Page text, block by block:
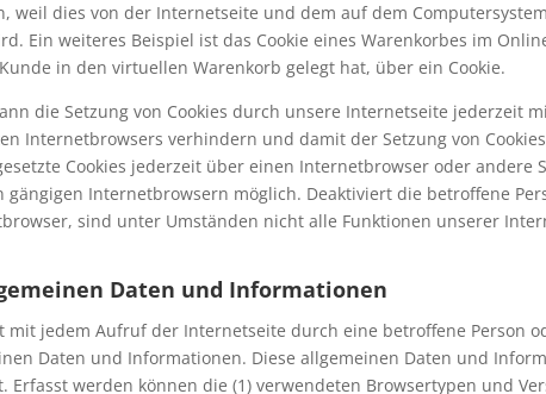
weil dies von der Internetseite und dem auf dem
Ein weiteres Beispiel ist das Cookie eines Warenkorbes im
in den virtuellen Warenkorb gelegt hat, über ein Cookie.
die Setzung von Cookies durch unsere Internetseite jederzeit
Internetbrowsers verhindern und damit der Setzung von
Cookies jederzeit über einen Internetbrowser oder andere
Internetbrowsern möglich. Deaktiviert die betroffene
sind unter Umständen nicht alle Funktionen unserer
Daten und Informationen
mit jedem Aufruf der Internetseite durch eine betroffene Person
Daten und Informationen. Diese allgemeinen Daten und
Erfasst werden können die (1) verwendeten Browsertypen und